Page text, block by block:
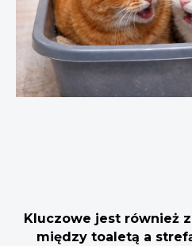
Kluczowe jest również
między toaletą a